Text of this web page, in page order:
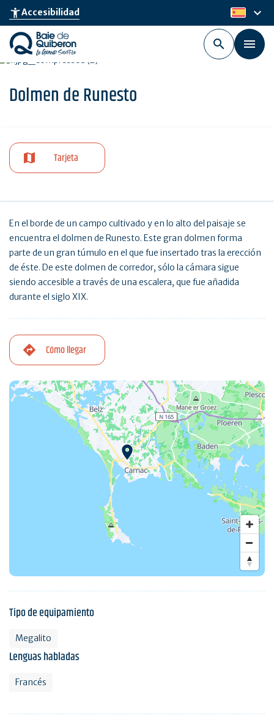
Skip
main
content
accessibility_newAccesibilidad es
keyboard_arrow_down
Dolmen de Runesto
Tarjeta
En el borde de un campo cultivado y en lo alto del paisaje se
encuentra el dolmen de Runesto. Este gran dolmen forma
parte de un gran túmulo en el que fue insertado tras la erección
de éste. De este dolmen de corredor, sólo la cámara sigue
siendo accesible a través de una escalera, que fue añadida
durante el siglo XIX.
Cómo llegar
Tipo de equipamiento
Megalito
Lenguas habladas
Francés